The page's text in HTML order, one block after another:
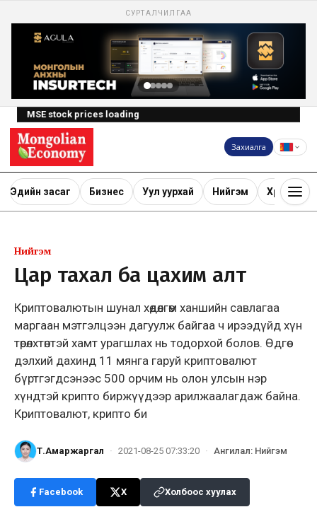
СУРТАЛЧИЛГАА
MSE stock prices loading
Захиалга
Эдийн засаг Бизнес Уул уурхай Нийгэм Хөрөнгө
Нийгэм
Цар тахал ба цахим алт
Криптовалютын шунал хөдөлгөм ханшийн савлагаа
маргаан мэтгэлцээн дагуулж байгаа ч ирээдүйд хүн
төрөлхтөнтэй хамт урагшлах нь тодорхой болов. Өдгөө
дэлхий дахинд 11 мянга гаруй криптовалют
бүртгэгдсэнээс 500 орчим нь олон улсын нэр
хүндтэй крипто биржүүдээр арилжаалагдаж байна.
Криптовалют, крипто би
Т.Амаржаргал · 2021-08-25 07:33:20 · Ангилал: Нийгэм
Facebook X Холбоос хуулах